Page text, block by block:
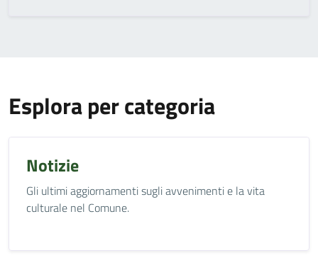
Esplora per categoria
Notizie
Gli ultimi aggiornamenti sugli avvenimenti e la vita
culturale nel Comune.